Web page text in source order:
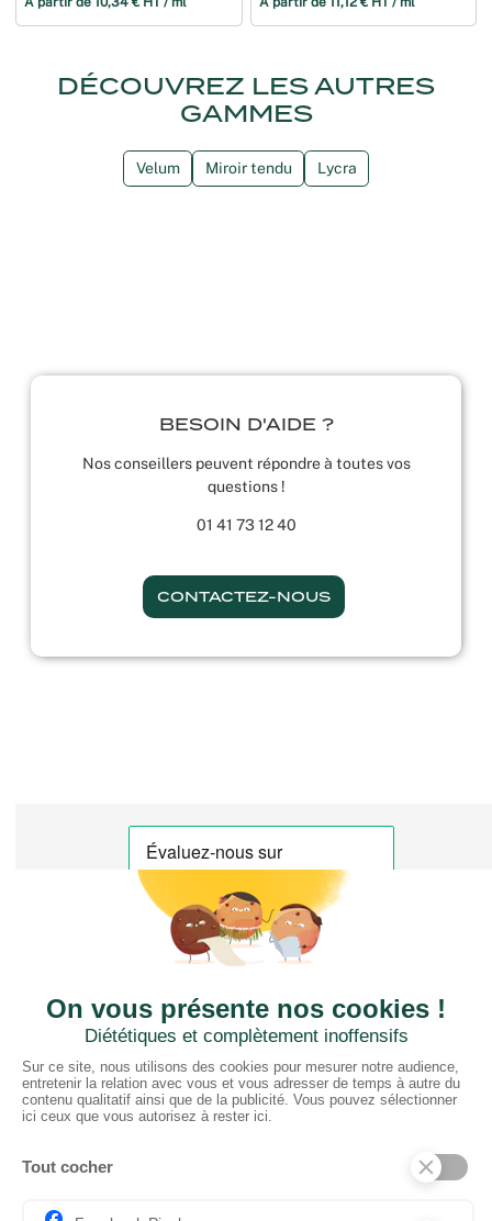
DÉCOUVREZ LES AUTRES
GAMMES
Velum Miroir tendu Lycra
BESOIN D'AIDE ?
Nos conseillers peuvent répondre à toutes vos
questions !
01 41 73 12 40
CONTACTEZ-NOUS
CTN FRANCE
2 rue du Puits Dixme 604
94310 ORLY
01 41 73 12 40
Horaires :
Retrait Dépôt : 08h30-12h00; 13h30-17h30
PRODUITS
Tissus